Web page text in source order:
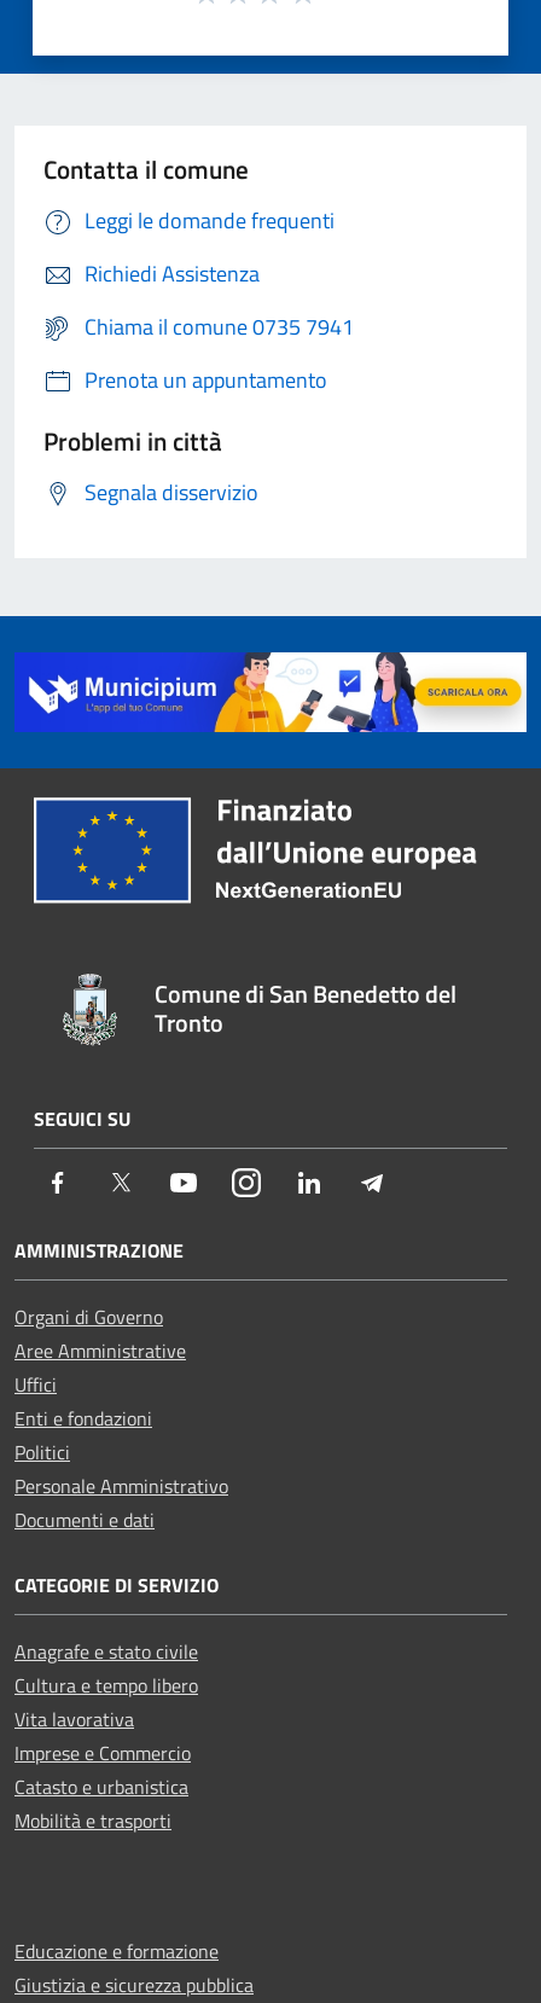
Contatta il comune
Leggi le domande frequenti
Richiedi Assistenza
Chiama il comune 0735 7941
Prenota un appuntamento
Problemi in città
Segnala disservizio
Comune di San Benedetto del
Tronto
SEGUICI SU
Facebook Twitter YoutubeInstagramLinkedIn
AMMINISTRAZIONE
Organi di Governo
Aree Amministrative
Uffici
Enti e fondazioni
Politici
Personale Amministrativo
Documenti e dati
CATEGORIE DI SERVIZIO
Anagrafe e stato civile
Cultura e tempo libero
Vita lavorativa
Imprese e Commercio
Catasto e urbanistica
Mobilità e trasporti
Educazione e formazione
Giustizia e sicurezza pubblica